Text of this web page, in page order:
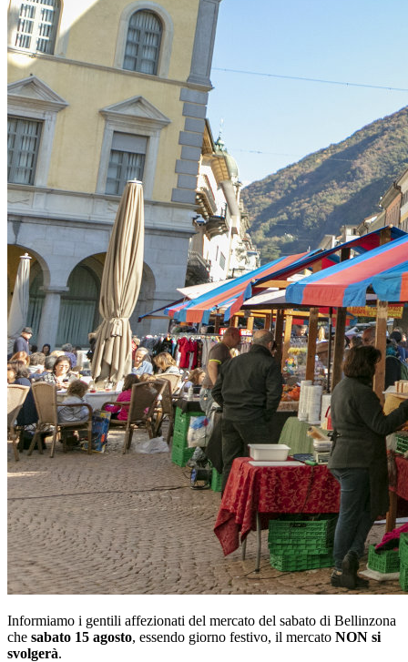
Informiamo i gentili affezionati del mercato del sabato di Bellinzona
che sabato 15 agosto, essendo giorno festivo, il mercato NON si
svolgerà.